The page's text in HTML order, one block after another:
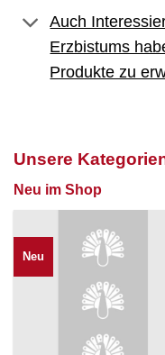
Auch
Erzbistums
Produkte zu
Unsere
Neu im Shop
Neu